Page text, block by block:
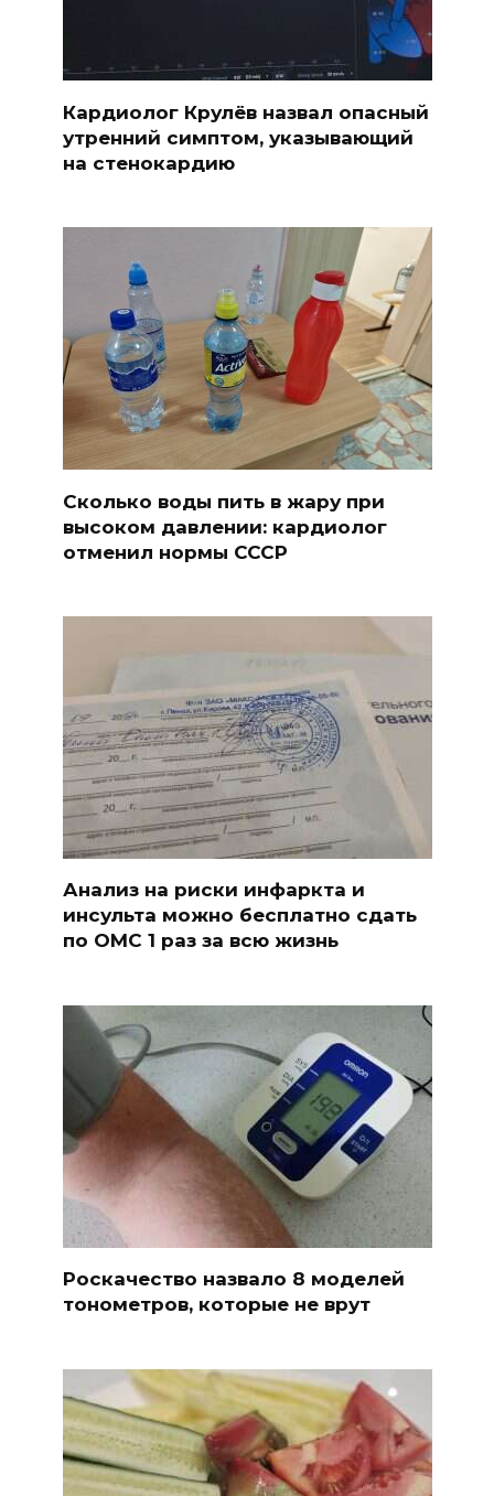
Кардиолог Крулёв назвал опасный
утренний симптом, указывающий
на стенокардию
Сколько воды пить в жару при
высоком давлении: кардиолог
отменил нормы СССР
Анализ на риски инфаркта и
инсульта можно бесплатно сдать
по ОМС 1 раз за всю жизнь
Роскачество назвало 8 моделей
тонометров, которые не врут